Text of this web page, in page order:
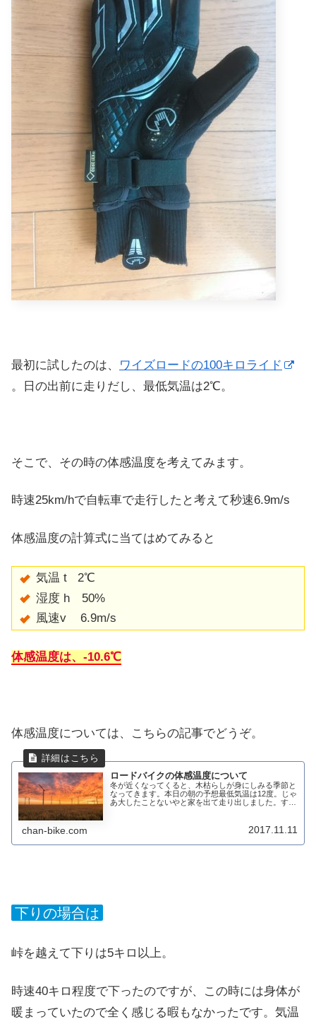
最初に試したのは、
ワイズロードの100キロライド
。日の出前に走りだし、最低気温は2℃。
そこで、その時の体感温度を考えてみます。
時速25km/hで自転車で走行したと考えて秒速6.9m/s
体感温度の計算式に当てはめてみると
気温 t 2℃
湿度 h 50%
風速v 6.9m/s
体感温度は、-10.6℃
体感温度については、こちらの記事でどうぞ。
ロードバイクの体感温度について
冬が近くなってくると、木枯らしが身にしみる季節と
なってきます。本日の朝の予想最低気温は12度。じゃ
あ大したことないやと家を出て走り出しました。する
chan-bike.com 2017.11.11
下りの場合は
峠を越えて下りは5キロ以上。
時速40キロ程度で下ったのですが、この時には身体が
暖まっていたので全く感じる暇もなかったです。気温